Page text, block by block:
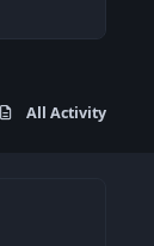
All Activity